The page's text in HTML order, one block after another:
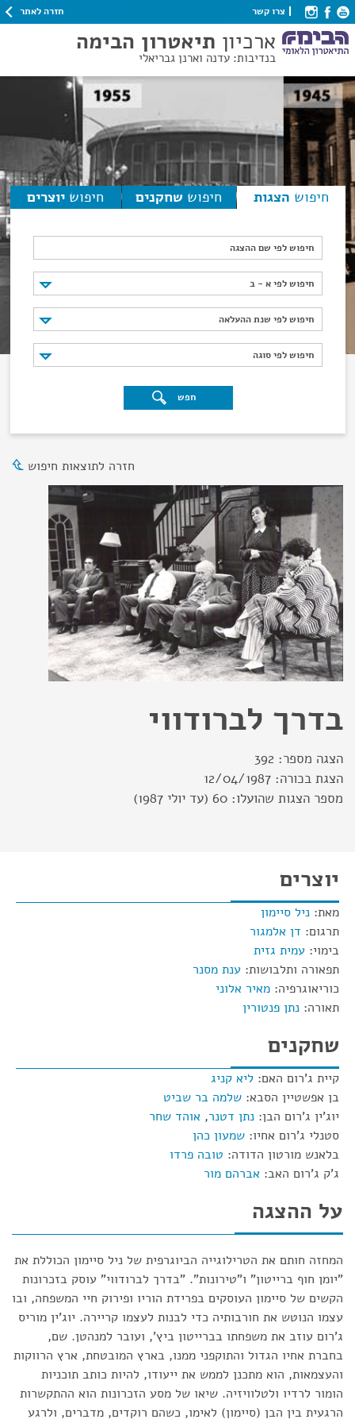
צרו קשר חזרה לאתר
ארכיון תיאטרון הבימה
בנדיבות: עדנה וארנן גבריאלי
חיפוש הצגות חיפוש שחקנים חיפוש יוצרים
חיפוש לפי שם ההצגה
חיפוש לפי א - ב
חיפוש לפי א - ב
חיפוש לפי שנת ההעלאה
חיפוש לפי שנת ההעלאה
חיפוש לפי סוגה
חיפוש לפי סוגה
חפש
חזרה לתוצאות חיפוש
בדרך לברודווי
הצגה מספר: 392
הצגת בכורה: 12/04/1987
מספר הצגות שהועלו: 60 (עד יולי 1987)
יוצרים
מאת: ניל סיימון
תרגום: דן אלמגור
בימוי: עמית גזית
תפאורה ותלבושות: ענת מסנר
כוריאוגרפיה: מאיר אלוני
תאורה: נתן פנטורין
שחקנים
קיית ג'רום האם: ליא קניג
בן אפשטיין הסבא: שלמה בר שביט
יוג'ין ג'רום הבן: נתן דטנר, אוהד שחר
סטנלי ג'רום אחיו: שמעון כהן
בלאנש מורטון הדודה: טובה פרדו
ג'ק ג'רום האב: אברהם מור
על ההצגה
המחזה חותם את הטרילוגייה הביוגרפית של ניל סיימון הכוללת את
"יומן חוף ברייטון" ו"טירונות". "בדרך לברודווי" עוסק בזכרונות
הקשים של סיימון העוסקים בפרידת הוריו ופירוק חיי המשפחה, ובו
עצמו הנוטש את חורבותיה כדי לבנות לעצמו קריירה. יוג'ין מוריס
ג'רום עוזב את משפחתו בברייטון ביץ', ועובר למנהטן. שם,
בחברת אחיו הגדול והתוקפני ממנו, בארץ המובטחת, ארץ הרווקות
והעצמאות, הוא מתכנן לממש את ייעודו, להיות כותב תוכניות
הומור לרדיו ולטלוויזיה. שיאו של מסע הזכרונות הוא ההתקשרות
הרגעית בין הבן (סיימון) לאימו, כשהם רוקדים, מדברים, ולרגע